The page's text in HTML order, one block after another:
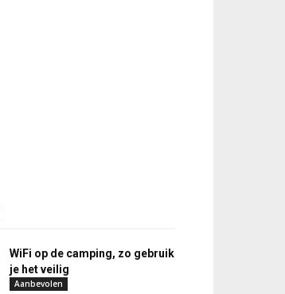
WiFi op de camping, zo gebruik
je het veilig
Aanbevolen